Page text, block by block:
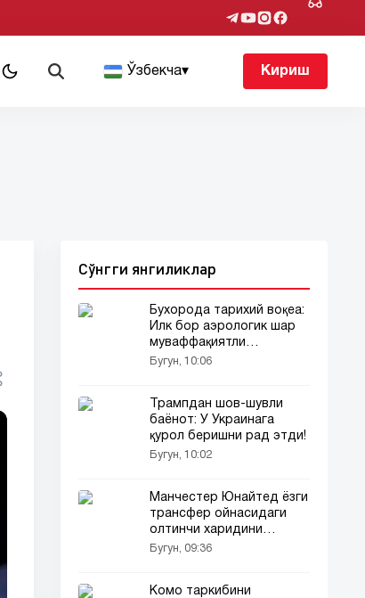
Ўзбекча▾ Кириш
Сўнгги янгиликлар
Бухорода тарихий воқеа:
Илк бор аэрологик шар
муваффақиятли
учирилди!
Бугун, 10:06
Трампдан шов-шувли
баёнот: У Украинага
қурол беришни рад этди!
Бугун, 10:02
Манчестер Юнайтед ёзги
трансфер ойнасидаги
олтинчи харидини
расман эълон қилди
Бугун, 09:36
Комо таркибини